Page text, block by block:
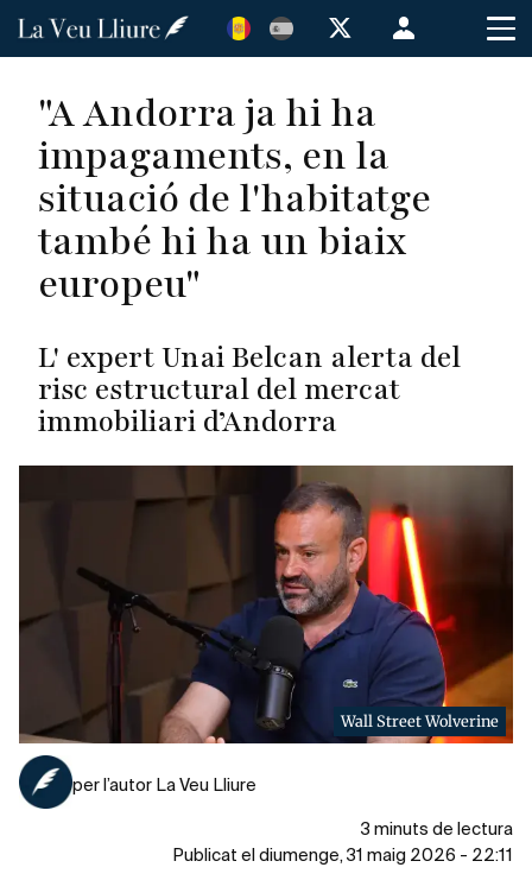
Vés
Menú
de
"A Andorra ja hi ha
impagaments, en la
situació de l'habitatge
també hi ha un biaix
europeu"
L' expert Unai Belcan alerta del
risc estructural del mercat
immobiliari d’Andorra
Wall Street Wolverine
per l’autor La Veu Lliure
3 minuts de lectura
Publicat el diumenge, 31 maig 2026 - 22:11